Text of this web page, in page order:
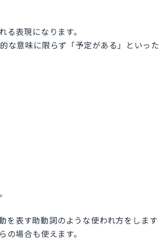
表現になります。
な意味に限らず「予定がある」といった
表す助動詞のような使われ方をします
場合も使えます。